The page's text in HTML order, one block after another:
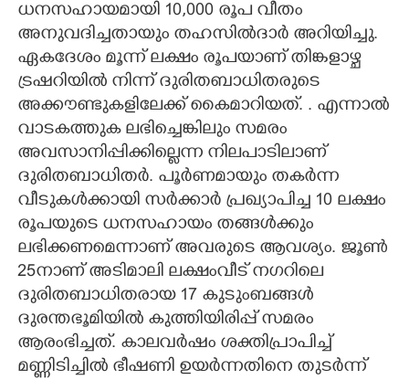
ധനസഹായമായി 10,000 രൂപ വീതം
അനുവദിച്ചതായും തഹസിൽദാർ അറിയിച്ചു.
ഏകദേശം മൂന്ന് ലക്ഷം രൂപയാണ് തിങ്കളാഴ്ച
ട്രഷറിയിൽ നിന്ന് ദുരിതബാധിതരുടെ
അക്കൗണ്ടുകളിലേക്ക് കൈമാറിയത്. . എന്നാൽ
വാടകത്തുക ലഭിച്ചെങ്കിലും സമരം
അവസാനിപ്പിക്കില്ലെന്ന നിലപാടിലാണ്
ദുരിതബാധിതർ. പൂർണമായും തകർന്ന
വീടുകൾക്കായി സർക്കാർ പ്രഖ്യാപിച്ച 10 ലക്ഷം
രൂപയുടെ ധനസഹായം തങ്ങൾക്കും
ലഭിക്കണമെന്നാണ് അവരുടെ ആവശ്യം. ജൂൺ
25നാണ് അടിമാലി ലക്ഷംവീട് നഗറിലെ
ദുരിതബാധിതരായ 17 കുടുംബങ്ങൾ
ദുരന്തഭൂമിയിൽ കുത്തിയിരിപ്പ് സമരം
ആരംഭിച്ചത്. കാലവർഷം ശക്തിപ്രാപിച്ച്
മണ്ണിടിച്ചിൽ ഭീഷണി ഉയർന്നതിനെ തുടർന്ന്